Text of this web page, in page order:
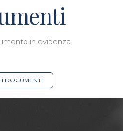
in evidenza
I DOCUMENTI